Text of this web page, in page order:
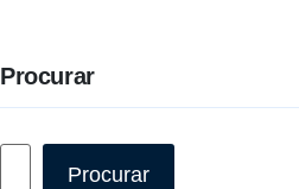
Procurar
Procurar